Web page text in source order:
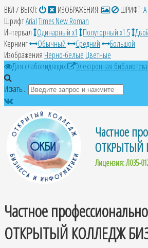
ВКЛ / ВЫКЛ: ИЗОБРАЖЕНИЯ: ШРИФТ:A
ШрифтArialTimes New Roman
Интервал Одинарный х1 Полуторный х1.5
Кернинг
Обычный Средний
Большой
Изображения Черно-белые Цветные
Для слабовидящих
Электронная библиотека
Искать...
Частное
ОТКРЫТЫЙ
Лицензия: Л035-
Частное
ОТКРЫТЫЙ КОЛЛЕДЖ